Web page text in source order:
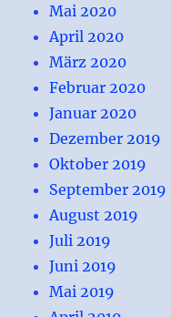
Mai 2020
April 2020
März 2020
Februar 2020
Januar 2020
Dezember 2019
Oktober 2019
September 2019
August 2019
Juli 2019
Juni 2019
Mai 2019